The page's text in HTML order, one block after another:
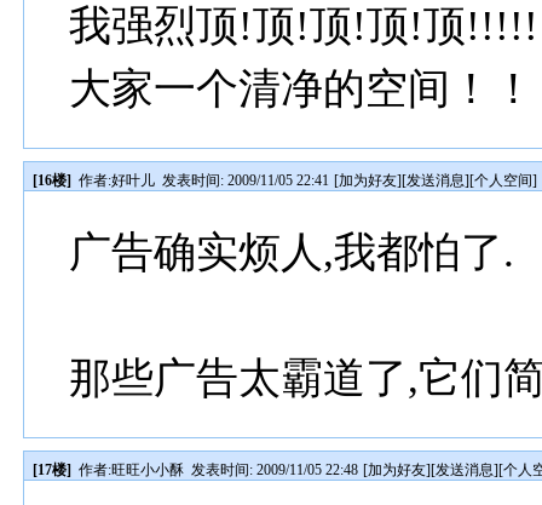
我强烈顶!顶!顶!顶!顶
大家一个清净的空间！
[16楼] 作者:好叶儿 发表时间: 2009/11/05 22:41 [加为好友][发送消息][个人空间]
广告确实烦人,我都怕了.
那些广告太霸道了,它们
[17楼] 作者:旺旺小小酥 发表时间: 2009/11/05 22:48 [加为好友][发送消息][个人